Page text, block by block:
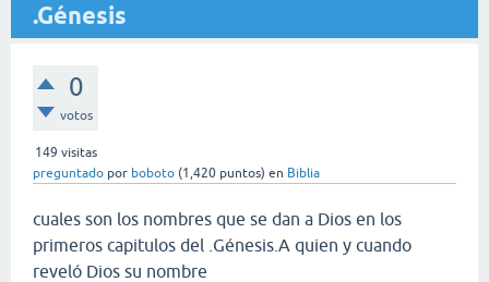
.Génesis
0
votos
149 visitas
preguntado por boboto (1,420 puntos) en Biblia
cuales son los nombres que se dan a Dios en los
primeros capitulos del .Génesis.A quien y cuando
reveló Dios su nombre